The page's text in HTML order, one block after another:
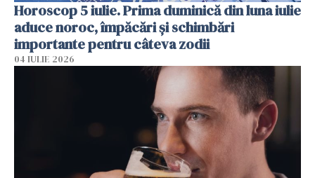
Horoscop 5 iulie. Prima duminică din luna iulie
aduce noroc, împăcări și schimbări
importante pentru câteva zodii
04 IULIE 2026